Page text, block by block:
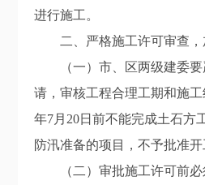
进行施工。
二、严格施工许可审查，
（一）市、区两级建委要
请，审核工程合理工期和施
年7月20日前不能完成土石方
防汛准备的项目，不予批准开
（二）审批施工许可前必